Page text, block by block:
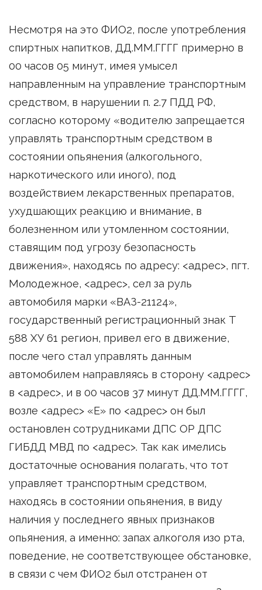
Несмотря на это ФИО2, после употребления
спиртных напитков, ДД.ММ.ГГГГ примерно в
00 часов 05 минут, имея умысел
направленным на управление транспортным
средством, в нарушении п. 2.7 ПДД РФ,
согласно которому «водителю запрещается
управлять транспортным средством в
состоянии опьянения (алкогольного,
наркотического или иного), под
воздействием лекарственных препаратов,
ухудшающих реакцию и внимание, в
болезненном или утомленном состоянии,
ставящим под угрозу безопасность
движения», находясь по адресу: <адрес>, пгт.
Молодежное, <адрес>, сел за руль
автомобиля марки «ВАЗ-21124»,
государственный регистрационный знак Т
588 ХУ 61 регион, привел его в движение,
после чего стал управлять данным
автомобилем направляясь в сторону <адрес>
в <адрес>, и в 00 часов 37 минут ДД.ММ.ГГГГ,
возле <адрес> «Е» по <адрес> он был
остановлен сотрудниками ДПС ОР ДПС
ГИБДД МВД по <адрес>. Так как имелись
достаточные основания полагать, что тот
управляет транспортным средством,
находясь в состоянии опьянения, в виду
наличия у последнего явных признаков
опьянения, а именно: запах алкоголя изо рта,
поведение, не соответствующее обстановке,
в связи с чем ФИО2 был отстранен от